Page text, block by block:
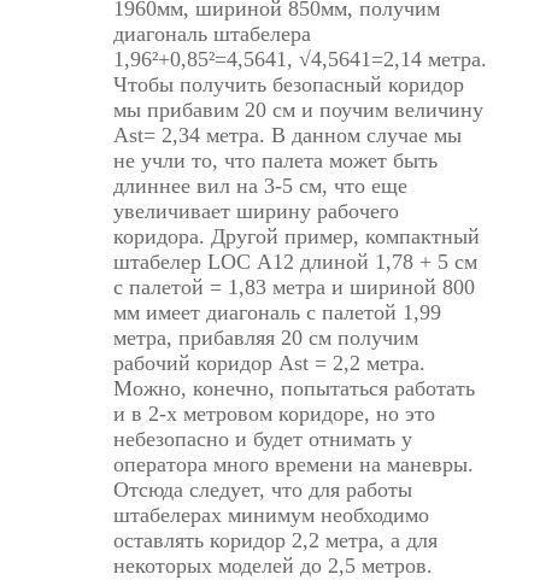
1960мм, шириной 850мм, получим
диагональ штабелера
1,96²+0,85²=4,5641, √4,5641=2,14 метра.
Чтобы получить безопасный коридор
мы прибавим 20 см и поучим величину
Ast= 2,34 метра. В данном случае мы
не учли то, что палета может быть
длиннее вил на 3-5 см, что еще
увеличивает ширину рабочего
коридора. Другой пример, компактный
штабелер LOC А12 длиной 1,78 + 5 см
с палетой = 1,83 метра и шириной 800
мм имеет диагональ с палетой 1,99
метра, прибавляя 20 см получим
рабочий коридор Ast = 2,2 метра.
Можно, конечно, попытаться работать
и в 2-х метровом коридоре, но это
небезопасно и будет отнимать у
оператора много времени на маневры.
Отсюда следует, что для работы
штабелерах минимум необходимо
оставлять коридор 2,2 метра, а для
некоторых моделей до 2,5 метров.